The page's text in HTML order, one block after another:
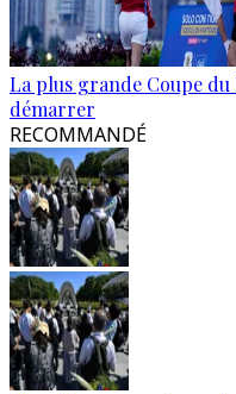
La plus grande Coupe du
démarrer
RECOMMANDÉ